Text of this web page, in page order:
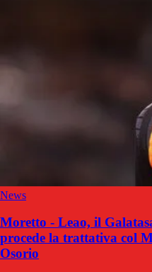
News
Moretto - Leao, il
procede la trattativa col
Osorio